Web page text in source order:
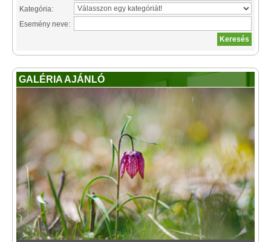
Kategória:
Esemény neve:
GALÉRIA AJÁNLÓ